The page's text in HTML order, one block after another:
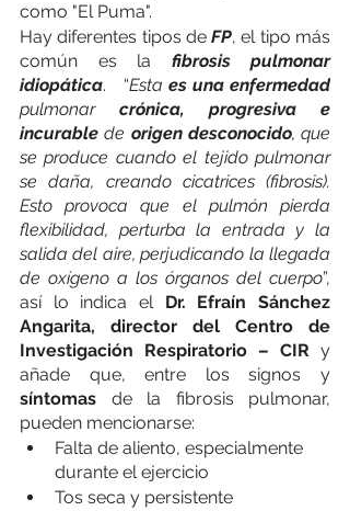
como "El Puma".
Hay diferentes tipos de FP, el tipo más
común es la fibrosis pulmonar
idiopática.   “Esta
es una enfermedad
pulmonar crónica, progresiva e
incurable de origen desconocido, que
se produce cuando el tejido pulmonar
se daña, creando cicatrices (fibrosis).
Esto provoca que el pulmón pierda
flexibilidad, perturba la entrada y la
salida del aire, perjudicando la llegada
de oxígeno a los órganos del cuerpo”,
así lo indica el Dr. Efraín Sánchez
Angarita, director del Centro de
Investigación Respiratorio – CIR y
síntomas de la fibrosis pulmonar,
pueden mencionarse:
Falta de aliento, especialmente
durante el ejercicio
Tos seca y persistente